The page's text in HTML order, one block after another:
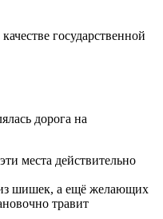
государственной
дорога на
места действительно
из шишек, а ещё желающих
травит